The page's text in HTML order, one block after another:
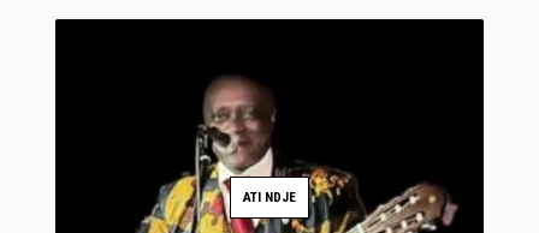
ATI NDJE